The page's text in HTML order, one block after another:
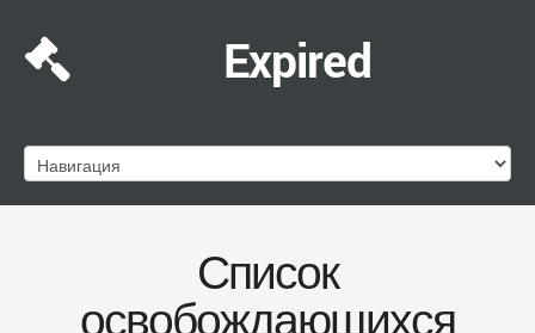
Expired
Список
освобождающихся